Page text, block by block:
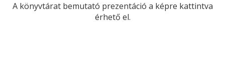
A könyvtárat bemutató prezentáció a képre kattintva
érhető el.